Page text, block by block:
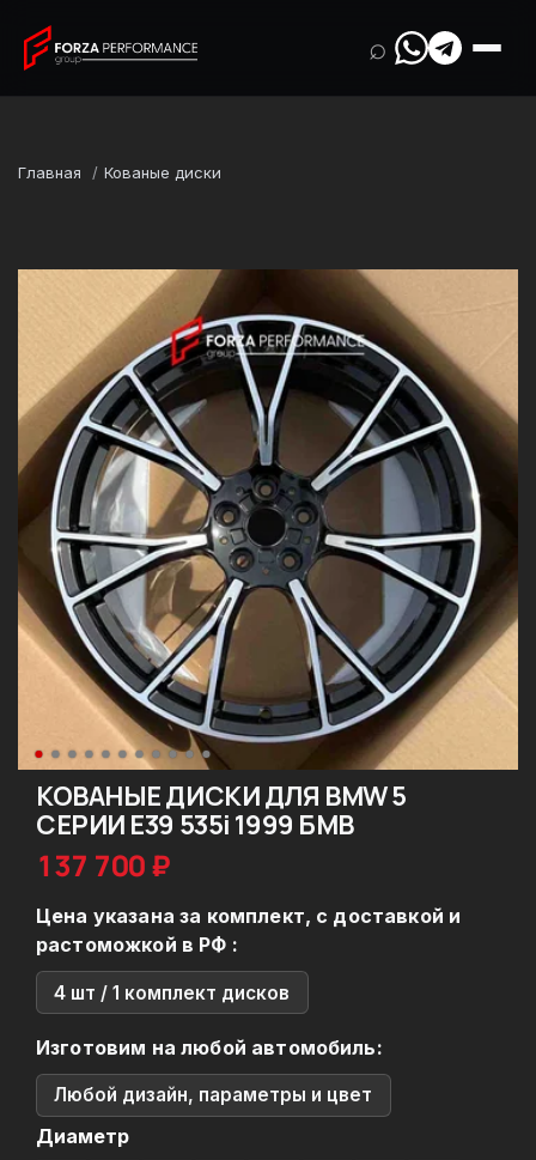
⌕
Главная Кованые диски
КОВАНЫЕ ДИСКИ ДЛЯ BMW 5
СЕРИИ E39 535i 1999 БМВ
137 700 ₽
Цена указана за комплект, с доставкой и
растоможкой в РФ :
4 шт / 1 комплект дисков
Изготовим на любой автомобиль:
Любой дизайн, параметры и цвет
Диаметр
BMW